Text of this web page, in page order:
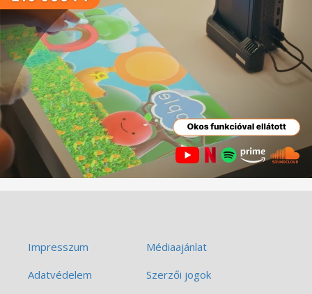
Impresszum
Médiaajánlat
Adatvédelem
Szerzői jogok